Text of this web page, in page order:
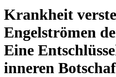
Krankheit
Engelströmen
Eine
inneren